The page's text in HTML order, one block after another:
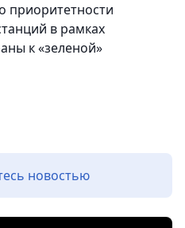
приоритетности
в рамках
к «зеленой»
новостью